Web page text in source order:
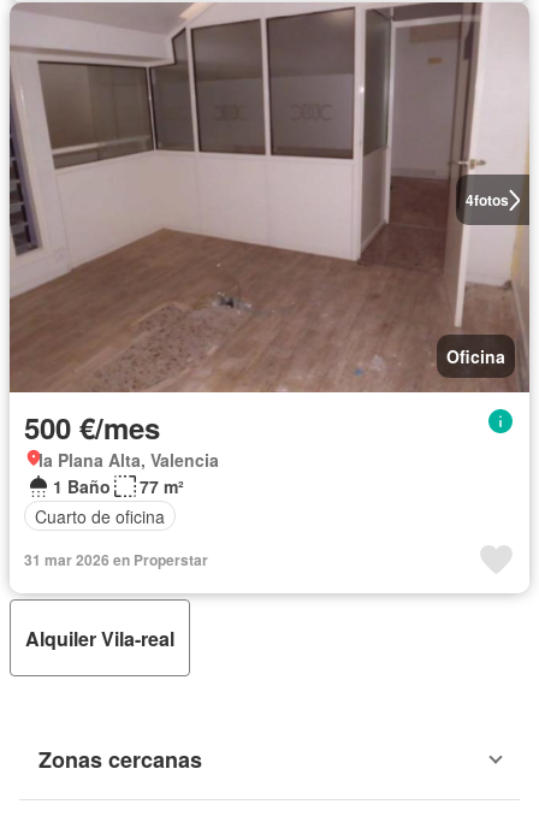
4fotos
Oficina
500 €/mes
la Plana Alta, Valencia
1 Baño
77 m²
Cuarto de oficina
31 mar 2026 en Properstar
Alquiler Vila-real
Zonas cercanas